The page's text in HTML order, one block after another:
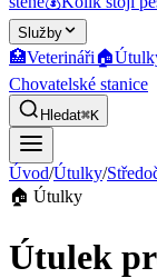
Služby
🏥Veterináři🏠
Chovatelské stanice
Hledat⌘K
Úvod/Útulky/
🏠 Útulky
Útulek